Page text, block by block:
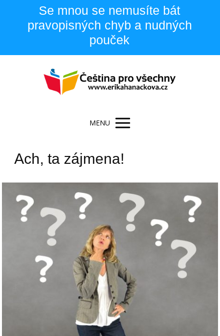
Se mnou se nemusíte bát
pravopisných chyb a nudných
pouček
MENU
Ach, ta zájmena!